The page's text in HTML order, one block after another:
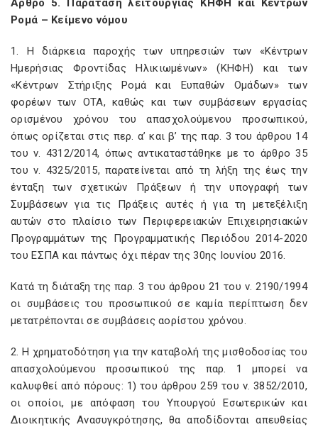
Άρθρο 5. Παράταση λειτουργίας ΚΗΦΗ και Κέντρων
Ρομά – Κείμενο νόμου
1. Η διάρκεια παροχής των υπηρεσιών των «Κέντρων
Ημερήσιας Φροντίδας Ηλικιωμένων» (ΚΗΦΗ) και των
«Κέντρων Στήριξης Ρομά και Ευπαθών Ομάδων» των
φορέων των ΟΤΑ, καθώς και των συμβάσεων εργασίας
ορισμένου χρόνου του απασχολούμενου προσωπικού,
όπως ορίζεται στις περ. α’ και β’ της παρ. 3 του άρθρου 14
του ν. 4312/2014, όπως αντικαταστάθηκε με το άρθρο 35
του ν. 4325/2015, παρατείνεται από τη λήξη της έως την
ένταξη των σχετικών Πράξεων ή την υπογραφή των
Συμβάσεων για τις Πράξεις αυτές ή για τη μετεξέλιξη
αυτών στο πλαίσιο των Περιφερειακών Επιχειρησιακών
Προγραμμάτων της Προγραμματικής Περιόδου 2014-2020
του ΕΣΠΑ και πάντως όχι πέραν της 30ης Ιουνίου 2016.
Κατά τη διάταξη της παρ. 3 του άρθρου 21 του ν. 2190/1994
οι συμβάσεις του προσωπικού σε καμία περίπτωση δεν
μετατρέπονται σε συμβάσεις αορίστου χρόνου.
2. Η χρηματοδότηση για την καταβολή της μισθοδοσίας του
απασχολούμενου προσωπικού της παρ. 1 μπορεί να
καλυφθεί από πόρους: 1) του άρθρου 259 του ν. 3852/2010,
οι οποίοι, με απόφαση του Υπουργού Εσωτερικών και
Διοικητικής Ανασυγκρότησης, θα αποδίδονται απευθείας